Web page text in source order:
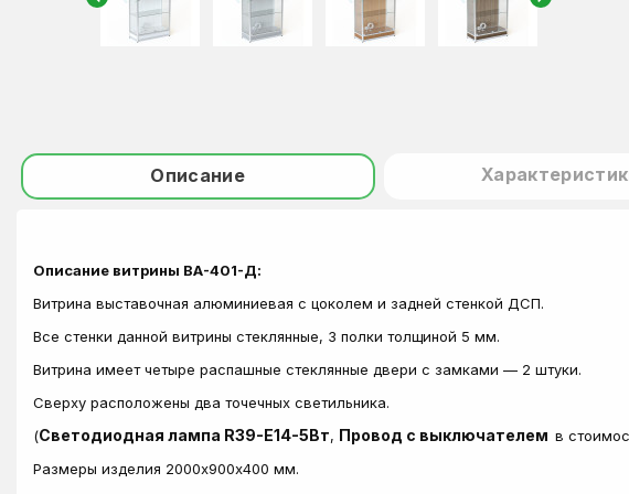
Описание
Описание витрины ВА-401-Д:
Витрина выставочная алюминиевая с цоколем и задней стенкой ДСП.
Все стенки данной витрины стеклянные, 3 полки толщиной 5 мм.
Витрина имеет четыре распашные стеклянные двери с замками — 2 штуки.
Сверху расположены два точечных светильника.
(Светодиодная лампа R39-E14-5Вт, Провод с выключателем в
Размеры изделия 2000х900х400 мм.